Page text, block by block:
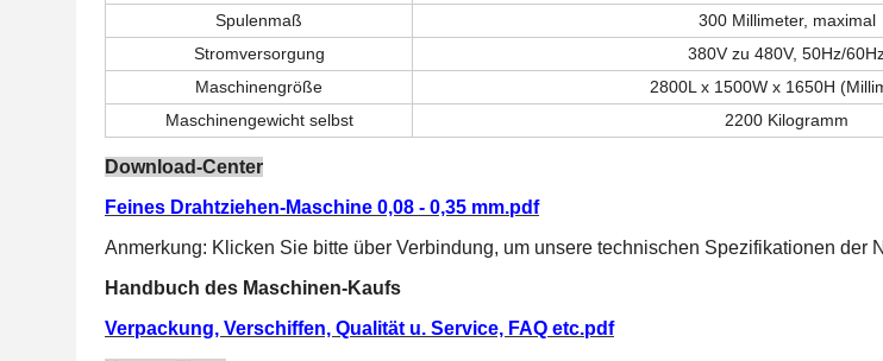
Spulenmaß
300 Millimeter, maximal
Stromversorgung
380V zu 480V, 50Hz/
Maschinengröße
2800L x 1500W x 1650H
Maschinengewicht selbst
2200 Kilogramm
Download-Center
Feines Drahtziehen-Maschine 0,08 - 0,35 mm.pdf
Anmerkung: Klicken Sie bitte über Verbindung, um unsere technischen Spezifikationen der
Handbuch des Maschinen-Kaufs
Verpackung, Verschiffen, Qualität u. Service, FAQ etc.pdf